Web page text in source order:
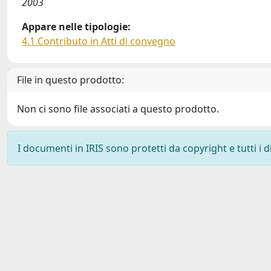
Appare nelle tipologie:
4.1 Contributo in Atti di convegno
File in questo prodotto:
Non ci sono file associati a questo prodotto.
I documenti in IRIS sono protetti da copyright e tutti i